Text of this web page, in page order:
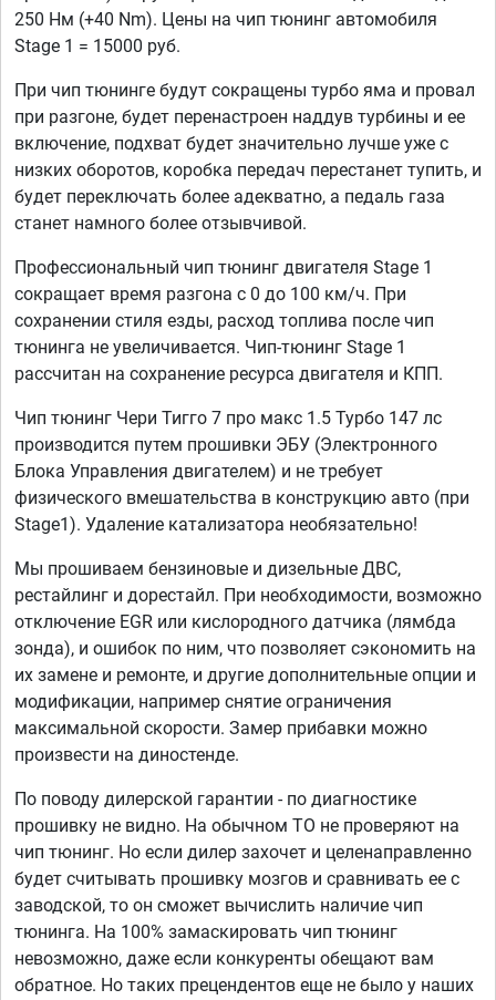
250 Нм (+40 Nm). Цены на чип тюнинг автомобиля
Stage 1 = 15000 руб.
При чип тюнинге будут сокращены турбо яма и провал
при разгоне, будет перенастроен наддув турбины и ее
включение, подхват будет значительно лучше уже с
низких оборотов, коробка передач перестанет тупить, и
будет переключать более адекватно, а педаль газа
станет намного более отзывчивой.
Профессиональный чип тюнинг двигателя Stage 1
сокращает время разгона с 0 до 100 км/ч. При
сохранении стиля езды, расход топлива после чип
тюнинга не увеличивается. Чип-тюнинг Stage 1
рассчитан на сохранение ресурса двигателя и КПП.
Чип тюнинг Чери Тигго 7 про макс 1.5 Турбо 147 лс
производится путем прошивки ЭБУ (Электронного
Блока Управления двигателем) и не требует
физического вмешательства в конструкцию авто (при
Stage1). Удаление катализатора необязательно!
Мы прошиваем бензиновые и дизельные ДВС,
рестайлинг и дорестайл. При необходимости, возможно
отключение EGR или кислородного датчика (лямбда
зонда), и ошибок по ним, что позволяет сэкономить на
их замене и ремонте, и другие дополнительные опции и
модификации, например снятие ограничения
максимальной скорости. Замер прибавки можно
произвести на диностенде.
По поводу дилерской гарантии - по диагностике
прошивку не видно. На обычном ТО не проверяют на
чип тюнинг. Но если дилер захочет и целенаправленно
будет считывать прошивку мозгов и сравнивать ее с
заводской, то он сможет вычислить наличие чип
тюнинга. На 100% замаскировать чип тюнинг
невозможно, даже если конкуренты обещают вам
обратное. Но таких прецендентов еще не было у наших